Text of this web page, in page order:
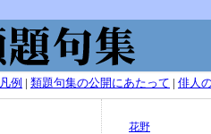
凡例 | 類題句集の公開にあたって | 俳人
花野